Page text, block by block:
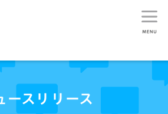
ースリリース